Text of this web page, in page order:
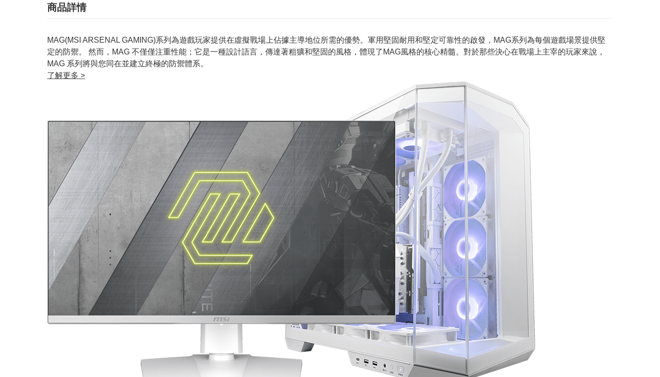
商品詳情
MAG(MSI ARSENAL GAMING)系列為遊戲玩家提供在虛擬戰場上佔據主導地位所需的優勢。軍用堅固耐用和堅定可靠性的啟發，MAG系列為每個遊戲場景提供堅
定的防禦。 然而，MAG 不僅僅注重性能；它是一種設計語言，傳達著粗獷和堅固的風格，體現了MAG風格的核心精髓。對於那些決心在戰場上主宰的玩家來說，
MAG 系列將與您同在並建立終極的防禦體系。
了解更多 >